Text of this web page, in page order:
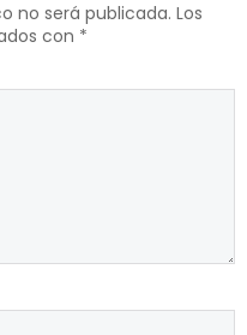
no será publicada. Los
con *